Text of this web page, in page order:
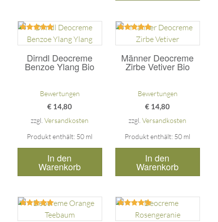
Dirndl Deocreme
Benzoe Ylang Bio
Bewertet
mit
von 5
Bewertungen
€ 14,80
zzgl.Versandkosten
Produkt enthält: 50 ml
In den
Warenkorb
Männer Deocreme
Zirbe Vetiver Bio
Bewertet
mit
von 5
Bewertungen
€ 14,80
zzgl.Versandkosten
Produkt enthält: 50 ml
In den
Warenkorb
Bewertet
Bewertet
mit